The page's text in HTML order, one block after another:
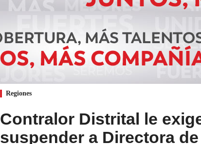
Regiones
Contralor Distrital le
suspender a Directora